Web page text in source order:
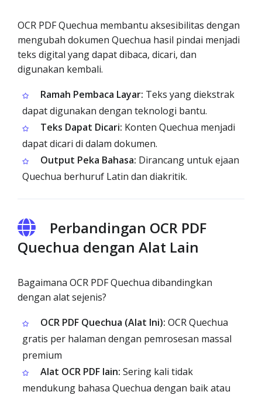
OCR PDF Quechua membantu aksesibilitas dengan
mengubah dokumen Quechua hasil pindai menjadi
teks digital yang dapat dibaca, dicari, dan
digunakan kembali.
Ramah Pembaca Layar: Teks yang diekstrak
dapat digunakan dengan teknologi bantu.
Teks Dapat Dicari: Konten Quechua menjadi
dapat dicari di dalam dokumen.
Output Peka Bahasa: Dirancang untuk ejaan
Quechua berhuruf Latin dan diakritik.
Perbandingan OCR PDF
Quechua dengan Alat Lain
Bagaimana OCR PDF Quechua dibandingkan
dengan alat sejenis?
OCR PDF Quechua (Alat Ini): OCR Quechua
gratis per halaman dengan pemrosesan massal
premium
Alat OCR PDF lain: Sering kali tidak
mendukung bahasa Quechua dengan baik atau